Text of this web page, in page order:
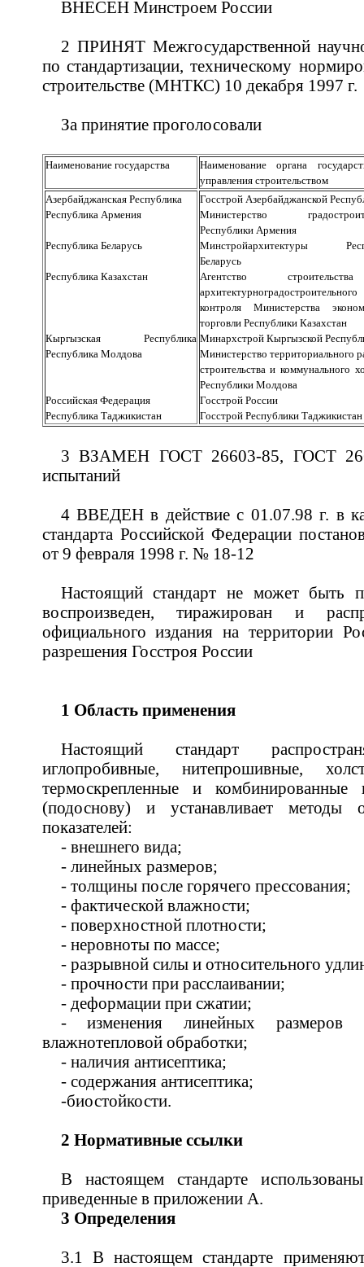
ВНЕСЕН Минстроем России
2 ПРИНЯТ Межгосударственной
по стандартизации, техническому
строительстве (МНТКС) 10 декабря 1997 г.
За принятие проголосовали
Наименование государства
Наименование органа
управления строительством
Азербайджанская Республика
Республика Армения
Республика Беларусь
Республика Казахстан
Кыргызская Республика
Республика Молдова
Российская Федерация
Республика Таджикистан
Госстрой Азербайджанской
Министерство
Республики Армения
Минстройархитектуры
Беларусь
Агентство
архитектурноградостроительного
контроля Министерства
торговли Республики Казахстан
Минархстрой Кыргызской
Министерство территориального
строительства и коммунального
Республики Молдова
Госстрой России
Госстрой Республики Таджикистан
3 ВЗАМЕН ГОСТ 26603-85, ГОСТ
испытаний
4 ВВЕДЕН в действие с 01.07.98 г. в
стандарта Российской Федерации
от 9 февраля 1998 г. № 18-12
Настоящий стандарт не может быть
воспроизведен, тиражирован и
официального издания на территории
разрешения Госстроя России
1 Область применения
Настоящий стандарт
иглопробивные, нитепрошивные,
термоскрепленные и комбинированные
(подоснову) и устанавливает методы
показателей:
- внешнего вида;
- линейных размеров;
- толщины после горячего прессования;
- фактической влажности;
- поверхностной плотности;
- неровноты по массе;
- разрывной силы и относительного
- прочности при расслаивании;
- деформации при сжатии;
- изменения линейных размеров
влажнотепловой обработки;
- наличия антисептика;
- содержания антисептика;
-биостойкости.
2 Нормативные ссылки
В настоящем стандарте
приведенные в приложении А.
3 Определения
3.1 В настоящем стандарте